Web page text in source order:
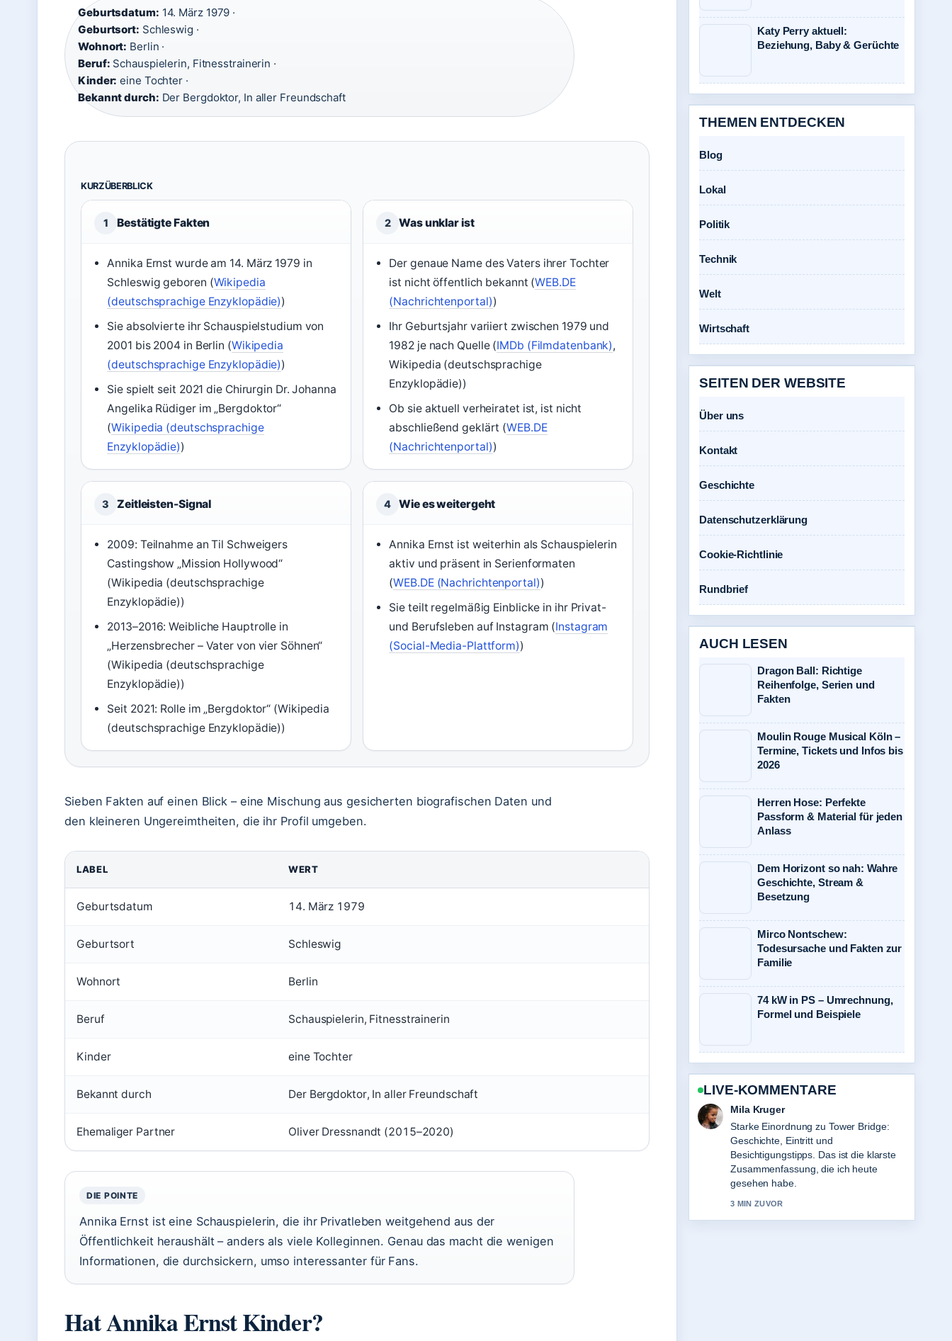
Geburtsdatum: 14. März 1979 ·
Geburtsort: Schleswig ·
Wohnort: Berlin ·
Beruf: Schauspielerin, Fitnesstrainerin ·
Kinder: eine Tochter ·
Bekannt durch: Der Bergdoktor, In aller Freundschaft
KURZÜBERBLICK
1 Bestätigte Fakten
Annika Ernst wurde am 14. März 1979 in
Schleswig geboren (Wikipedia
(deutschsprachige Enzyklopädie))
Sie absolvierte ihr Schauspielstudium von
2001 bis 2004 in Berlin (Wikipedia
(deutschsprachige Enzyklopädie))
Sie spielt seit 2021 die Chirurgin Dr. Johanna
Angelika Rüdiger im „Bergdoktor“
(Wikipedia (deutschsprachige
Enzyklopädie))
2 Was unklar ist
Der genaue Name des Vaters ihrer Tochter
ist nicht öffentlich bekannt (WEB.DE
(Nachrichtenportal))
Ihr Geburtsjahr variiert zwischen 1979 und
1982 je nach Quelle (IMDb (Filmdatenbank),
Wikipedia (deutschsprachige
Enzyklopädie))
Ob sie aktuell verheiratet ist, ist nicht
abschließend geklärt (WEB.DE
(Nachrichtenportal))
3 Zeitleisten-Signal
2009: Teilnahme an Til Schweigers
Castingshow „Mission Hollywood“
(Wikipedia (deutschsprachige
Enzyklopädie))
2013–2016: Weibliche Hauptrolle in
„Herzensbrecher – Vater von vier Söhnen“
(Wikipedia (deutschsprachige
Enzyklopädie))
Seit 2021: Rolle im „Bergdoktor“ (Wikipedia
(deutschsprachige Enzyklopädie))
4 Wie es weitergeht
Annika Ernst ist weiterhin als Schauspielerin
aktiv und präsent in Serienformaten
(WEB.DE (Nachrichtenportal))
Sie teilt regelmäßig Einblicke in ihr Privat-
und Berufsleben auf Instagram (Instagram
(Social-Media-Plattform))
Sieben Fakten auf einen Blick – eine Mischung aus gesicherten biografischen Daten und
den kleineren Ungereimtheiten, die ihr Profil umgeben.
LABEL WERT
Geburtsdatum 14. März 1979
Geburtsort Schleswig
Wohnort Berlin
Beruf Schauspielerin, Fitnesstrainerin
Kinder eine Tochter
Bekannt durch Der Bergdoktor, In aller Freundschaft
Ehemaliger Partner Oliver Dressnandt (2015–2020)
DIE POINTE
Annika Ernst ist eine Schauspielerin, die ihr Privatleben weitgehend aus der
Öffentlichkeit heraushält – anders als viele Kolleginnen. Genau das macht die wenigen
Informationen, die durchsickern, umso interessanter für Fans.
Hat Annika Ernst Kinder?
Katy Perry aktuell:
Beziehung, Baby & Gerüchte
THEMEN ENTDECKEN
Blog
Lokal
Politik
Technik
Welt
Wirtschaft
SEITEN DER WEBSITE
Über uns
Kontakt
Geschichte
Datenschutzerklärung
Cookie-Richtlinie
Rundbrief
AUCH LESEN
Dragon Ball: Richtige
Reihenfolge, Serien und
Fakten
Moulin Rouge Musical Köln –
Termine, Tickets und Infos bis
2026
Herren Hose: Perfekte
Passform & Material für jeden
Anlass
Dem Horizont so nah: Wahre
Geschichte, Stream &
Besetzung
Mirco Nontschew:
Todesursache und Fakten zur
Familie
74 kW in PS – Umrechnung,
Formel und Beispiele
LIVE-KOMMENTARE
Jonas Wagner
Verfolge Mao Zedong: Leben, Politik
und Vermächtnis genau – schaetze den
ausgewogenen Ton hier.
5 MIN ZUVOR